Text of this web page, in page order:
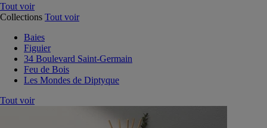
Tout voir
Collections Tout voir
Baies
Figuier
34 Boulevard Saint-Germain
Feu de Bois
Les Mondes de Diptyque
Tout voir